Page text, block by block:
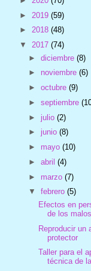
► 2019 (59)
► 2018 (48)
▼ 2017 (74)
►diciembre(8)
► noviembre(6)
►octubre(9)
►septiembre
►julio(2)
►junio(8)
► mayo(10)
►abril(4)
► marzo(7)
▼febrero(5)
Efectos en
de los
Reproducir un
protector
Taller para el
técnica de